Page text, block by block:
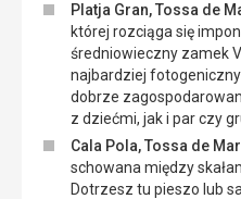
Platja Gran, Tossa de
której rozciąga się
średniowieczny zamek
najbardziej
dobrze
z dziećmi, jak i par czy
Cala Pola, Tossa de Mar
schowana między
Dotrzesz tu pieszo lub